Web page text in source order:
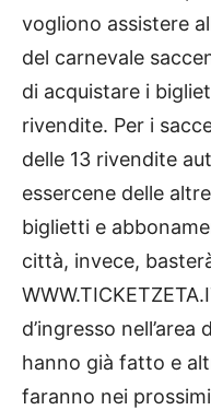
vogliono assistere
del carnevale
di acquistare i
rivendite. Per i
delle 13 rivendite
essercene delle
biglietti e
città, invece,
d’ingresso
hanno già fatto e
faranno nei